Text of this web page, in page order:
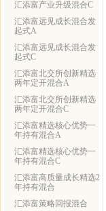
汇添富产业升级混合C
汇添富远见成长混合发
起式A
汇添富远见成长混合发
起式C
汇添富北交所创新精选
两年定开混合A
汇添富北交所创新精选
两年定开混合C
汇添富精选核心优势一
年持有混合A
汇添富精选核心优势一
年持有混合C
汇添富高质量成长精选2
年持有混合
汇添富策略回报混合